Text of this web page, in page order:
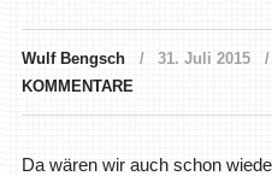
Wulf Bengsch 31. Juli 2015
KOMMENTARE
Da wären wir auch schon